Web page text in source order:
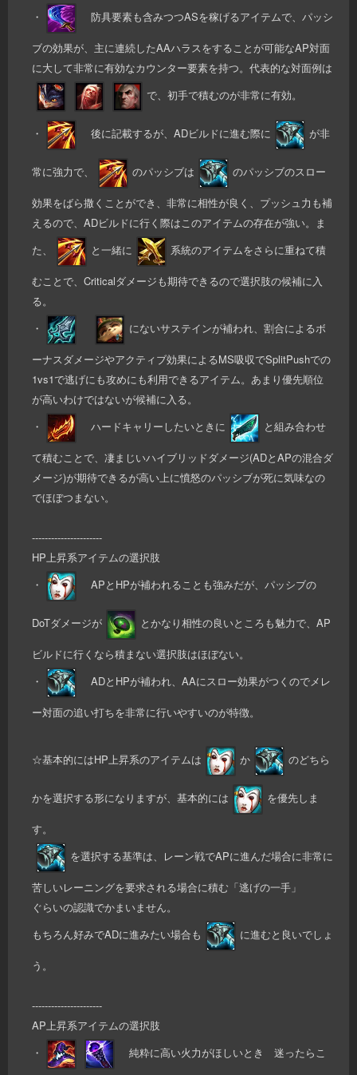
・
防具要素も含みつつASを稼げるアイテムで、パッシ
ブの効果が、主に連続したAAハラスをすることが可能なAP対面
に大して非常に有効なカウンター要素を持つ。代表的な対面例は
で、初手で積むのが非常に有効。
・ 後に記載するが、ADビルドに進む際に が非
常に強力で、 のパッシブは のパッシブのスロー
効果をばら撒くことができ、非常に相性が良く、プッシュ力も補
えるので、ADビルドに行く際はこのアイテムの存在が強い。ま
た、
と一緒に 系統のアイテムをさらに重ねて積
むことで、Criticalダメージも期待できるので選択肢の候補に入
る。
・
にないサステインが補われ、割合によるボ
ーナスダメージやアクティブ効果によるMS吸収でSplitPushでの
1vs1で逃げにも攻めにも利用できるアイテム。あまり優先順位
が高いわけではないが候補に入る。
・
ハードキャリーしたいときに と組み合わせ
て積むことで、凄まじいハイブリッドダメージ(ADとAPの混合ダ
メージ)が期待できるが高い上に憤怒のパッシブが死に気味なの
でほぼつまない。
----------------------
HP上昇系アイテムの選択肢
・
APとHPが補われることも強みだが、パッシブの
DoTダメージが とかなり相性の良いところも魅力で、AP
ビルドに行くなら積まない選択肢はほぼない。
・
ADとHPが補われ、AAにスロー効果がつくのでメレ
ー対面の追い打ちを非常に行いやすいのが特徴。
☆基本的にはHP上昇系のアイテムは か のどちら
かを選択する形になりますが、基本的には を優先しま
す。
を選択する基準は、レーン戦でAPに進んだ場合に非常に
苦しいレーニングを要求される場合に積む「逃げの一手」
ぐらいの認識でかまいません。
もちろん好みでADに進みたい場合も
に進むと良いでしょ
う。
----------------------
AP上昇系アイテムの選択肢
・
純粋に高い火力がほしいとき 迷ったらこ